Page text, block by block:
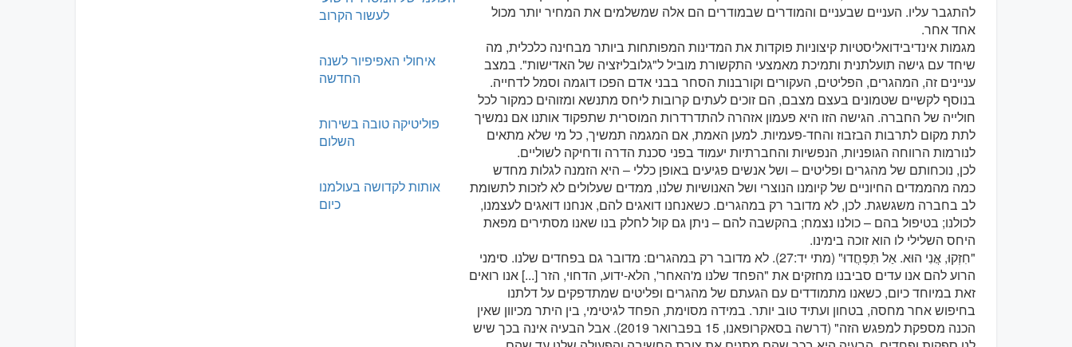
להתגבר עליו. העניים שבעניים והמודרים שבמודרים הם אלה שמשלמים את המחיר יותר מכול
אחד אחר.
מגמות אינדיבידואליסטיות קיצוניות פוקדות את המדינות המפותחות ביותר מבחינה כלכלית, מה
שיחד עם גישה תועלתנית ותמיכת מאמצעי התקשורת מוביל ל"גלובליזציה של האדישות". במצב
עניינים זה, המהגרים, הפליטים, העקורים וקורבנות הסחר בבני אדם הפכו דוגמה וסמל לדחייה.
בנוסף לקשיים שטמונים בעצם מצבם, הם זוכים לעתים קרובות ליחס מתנשא ומזוהים כמקור לכל
חולייה של החברה. הגישה הזו היא פעמון אזהרה להתדרדרות המוסרית שתפקוד אותנו אם נמשיך
לתת מקום לתרבות הבזבוז והחד-פעמיות. למען האמת, אם המגמה תמשיך, כל מי שלא מתאים
לנורמות הרווחה הגופניות, הנפשיות והחברתיות יעמוד בפני סכנת הדרה ודחיקה לשוליים.
לכן, נוכחותם של מהגרים ופליטים – ושל אנשים פגיעים באופן כללי – היא הזמנה לגלות מחדש
כמה מהממדים החיוניים של קיומנו הנוצרי ושל האנושיות שלנו, ממדים שעלולים לא לזכות לתשומת
לב בחברה משגשגת. לכן, לא מדובר רק במהגרים. כשאנחנו דואגים להם, אנחנו דואגים לעצמנו,
לכולנו; בטיפול בהם – כולנו נצמח; בהקשבה להם – ניתן גם קול לחלק בנו שאנו מסתירים מפאת
היחס השלילי לו הוא זוכה בימינו.
"חִזְקוּ, אֲנִי הוּא. אַל תִּפְחֲדוּ" (מתי יד:27). לא מדובר רק במהגרים: מדובר גם בפחדים שלנו. סימני
הרוע להם אנו עדים סביבנו מחזקים את "הפחד שלנו מ'האחר', הלא-ידוע, הדחוי, הזר [...] אנו רואים
זאת במיוחד כיום, כשאנו מתמודדים עם הגעתם של מהגרים ופליטים שמתדפקים על דלתנו
בחיפוש אחר מחסה, בטחון ועתיד טוב יותר. במידה מסוימת, הפחד לגיטימי, בין היתר מכיוון שאין
הכנה מספקת למפגש הזה" (דרשה בסאקרופאנו, 15 בפברואר 2019). אבל הבעיה אינה בכך שיש
לעשור הקרוב
איחולי האפיפיור לשנה
החדשה
פוליטיקה טובה בשירות
השלום
אותות לקדושה בעולמנו
כיום